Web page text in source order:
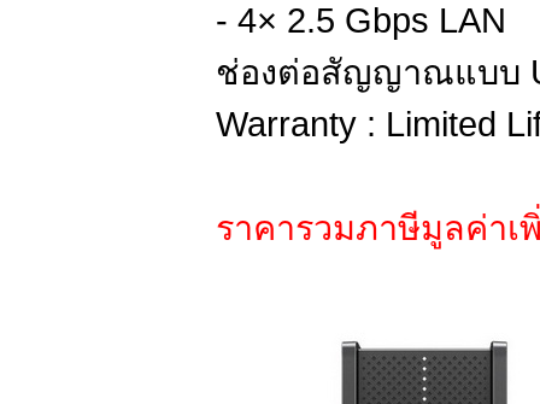
- 4× 2.5 Gbps LAN
ช่องต่อสัญญาณแบบ
Warranty : Limited
ราคารวมภาษีมูลค่าเ